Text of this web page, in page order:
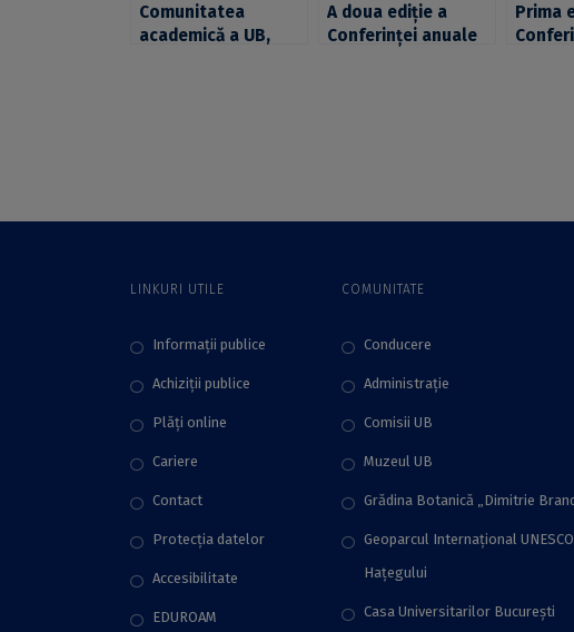
Comunitatea
academică a UB,
București
A doua ediție a
Conferinței anuale
discuție axat pe
Prima
LINKURI UTILE
Informații publice
Achiziții publice
Plăţi online
Cariere
Contact
Protecţia datelor
Accesibilitate
EDUROAM
COMUNITATE
Conducere
Administraţie
Comisii UB
Muzeul UB
Grădina Botanică „Dimitrie
Geoparcul Internațional
Hațegului
Casa Universitarilor București